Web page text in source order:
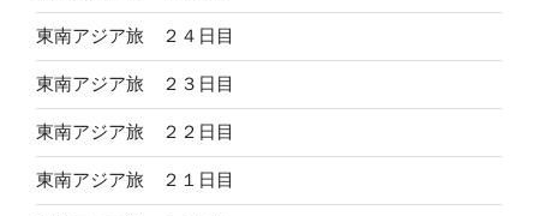
東南アジア旅 ２４日目
東南アジア旅 ２３日目
東南アジア旅 ２２日目
東南アジア旅 ２１日目